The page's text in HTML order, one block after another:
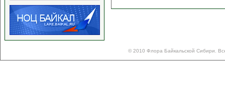
© 2010 Флора Байкальской Сибири.